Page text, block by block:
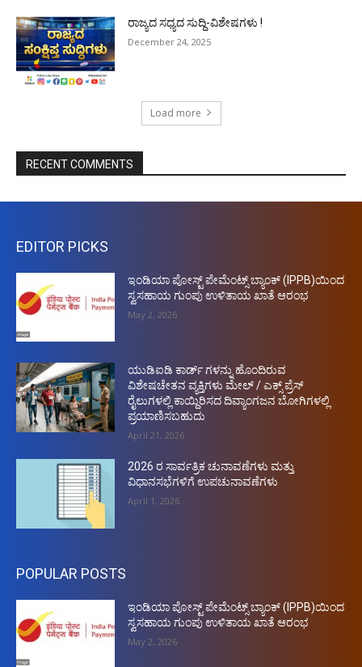
ರಾಜ್ಯದ ಸಧ್ಯದ ಸುದ್ದಿ-ವಿಶೇಷಗಳು !
December 24, 2025
Load more
RECENT COMMENTS
EDITOR PICKS
ಇಂಡಿಯಾ ಪೋಸ್ಟ್ ಪೇಮೆಂಟ್ಸ್ ಬ್ಯಾಂಕ್ (IPPB)ಯಿಂದ
ಸ್ವಸಹಾಯ ಗುಂಪು ಉಳಿತಾಯ ಖಾತೆ ಆರಂಭ
May 2, 2026
ಯುಡಿಐಡಿ ಕಾರ್ಡ್ ಗಳನ್ನು ಹೊಂದಿರುವ
ವಿಶೇಷಚೇತನ ವ್ಯಕ್ತಿಗಳು ಮೇಲ್ / ಎಕ್ಸ್ ಪ್ರೆಸ್
ರೈಲುಗಳಲ್ಲಿ ಕಾಯ್ದಿರಿಸದ ದಿವ್ಯಾಂಗಜನ ಬೋಗಿಗಳಲ್ಲಿ
ಪ್ರಯಾಣಿಸಬಹುದು
April 21, 2026
2026 ರ ಸಾರ್ವತ್ರಿಕ ಚುನಾವಣೆಗಳು ಮತ್ತು
ವಿಧಾನಸಭೆಗಳಿಗೆ ಉಪಚುನಾವಣೆಗಳು
April 1, 2026
POPULAR POSTS
ಇಂಡಿಯಾ ಪೋಸ್ಟ್ ಪೇಮೆಂಟ್ಸ್ ಬ್ಯಾಂಕ್ (IPPB)ಯಿಂದ
ಸ್ವಸಹಾಯ ಗುಂಪು ಉಳಿತಾಯ ಖಾತೆ ಆರಂಭ
May 2, 2026